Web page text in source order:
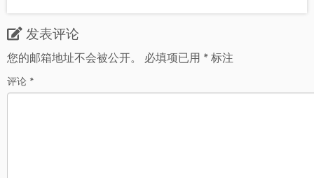
发表评论
您的邮箱地址不会被公开。
必填项已用 *标注
评论 *